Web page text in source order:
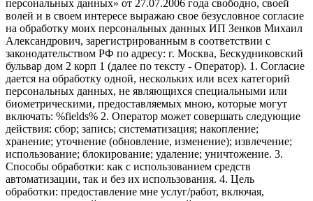
персональных данных» от 27.07.2006 года свободно, своей
волей и в своем интересе выражаю свое безусловное согласие
на обработку моих персональных данных ИП Зенков Михаил
Александрович, зарегистрированным в соответствии с
законодательством РФ по адресу: г. Москва, Бескудниковский
бульвар дом 2 корп 1 (далее по тексту - Оператор). 1. Согласие
дается на обработку одной, нескольких или всех категорий
персональных данных, не являющихся специальными или
биометрическими, предоставляемых мною, которые могут
включать: %fields% 2. Оператор может совершать следующие
действия: сбор; запись; систематизация; накопление;
хранение; уточнение (обновление, изменение); извлечение;
использование; блокирование; удаление; уничтожение. 3.
Способы обработки: как с использованием средств
автоматизации, так и без их использования. 4. Цель
обработки: предоставление мне услуг/работ, включая,